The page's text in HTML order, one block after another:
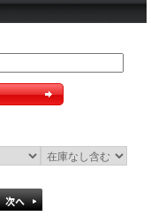
次へ